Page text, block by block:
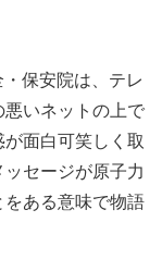
保安院は、テレ
いネットの上で
面白可笑しく取
セージが原子力
ある意味で物語